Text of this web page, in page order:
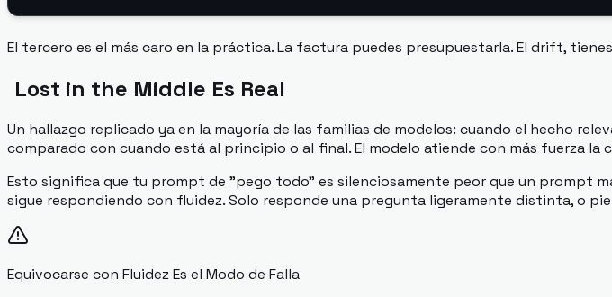
El tercero es el más caro en la práctica. La factura puedes presupuestarla. El drift,
Lost in the Middle Es Real
Un hallazgo replicado ya en la mayoría de las familias de modelos: cuando el hecho
comparado con cuando está al principio o al final. El modelo atiende con más fuerza la
Esto significa que tu prompt de "pego todo" es silenciosamente peor que un prompt
sigue respondiendo con fluidez. Solo responde una pregunta ligeramente distinta, o
Equivocarse con Fluidez Es el Modo de Falla